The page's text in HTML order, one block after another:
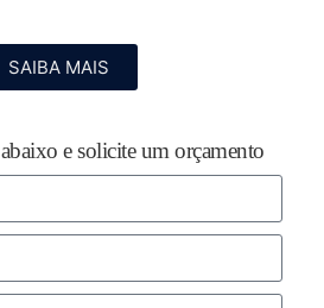
SAIBA MAIS
e solicite um orçamento